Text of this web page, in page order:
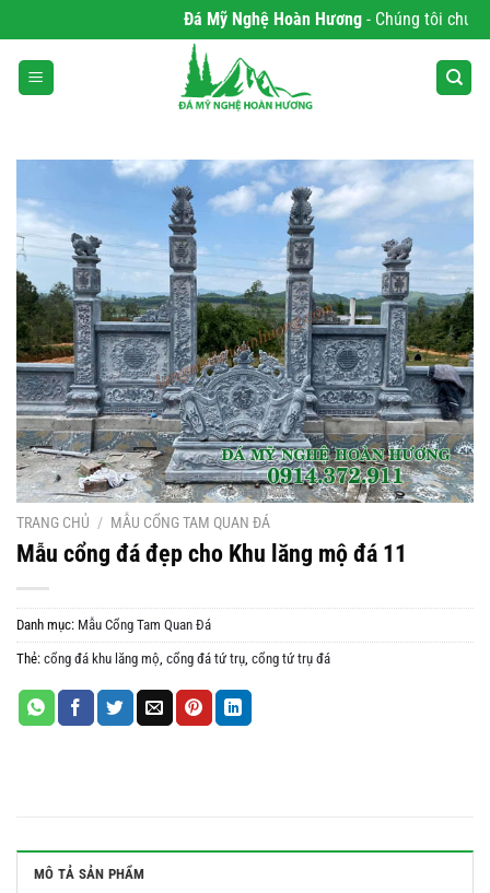
qua
nội
dung
Đá Mỹ Nghệ Hoàn Hương- Chúng tôi chuyên
TRANG CHỦ / MẪU CỔNG TAM QUAN ĐÁ
Mẫu cổng đá đẹp cho Khu lăng mộ đá 11
Danh mục: Mẫu Cổng Tam Quan Đá
Thẻ: cổng đá khu lăng mộ, cổng đá tứ trụ, cổng tứ trụ đá
MÔ TẢ SẢN PHẨM